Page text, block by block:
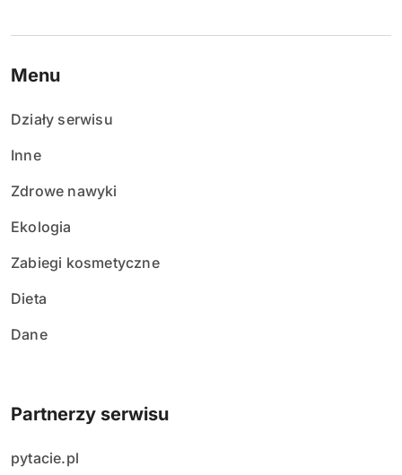
Menu
Działy serwisu
Inne
Zdrowe nawyki
Ekologia
Zabiegi kosmetyczne
Dieta
Dane
Partnerzy serwisu
pytacie.pl